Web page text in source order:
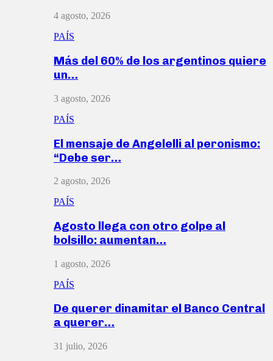
4 agosto, 2026
PAÍS
Más del 60% de los argentinos quiere
un…
3 agosto, 2026
PAÍS
El mensaje de Angelelli al peronismo:
“Debe ser…
2 agosto, 2026
PAÍS
Agosto llega con otro golpe al
bolsillo: aumentan…
1 agosto, 2026
PAÍS
De querer dinamitar el Banco Central
a querer…
31 julio, 2026